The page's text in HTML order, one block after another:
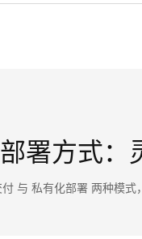
部署方式：
与 私有化部署 两种模